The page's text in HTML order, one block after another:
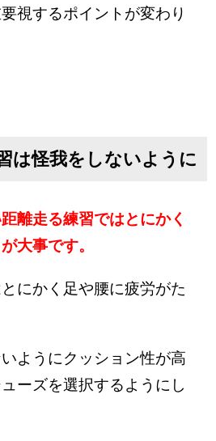
視するポイントが変わり
は怪我をしないように
離走る練習ではとにかく
大事です。
にかく足や腰に疲労がた
ようにクッション性が高
ーズを選択するようにし